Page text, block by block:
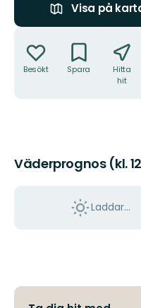
Visa på
Besökt Spara
Hitta
hit
Väderprognos (kl.
Laddar...